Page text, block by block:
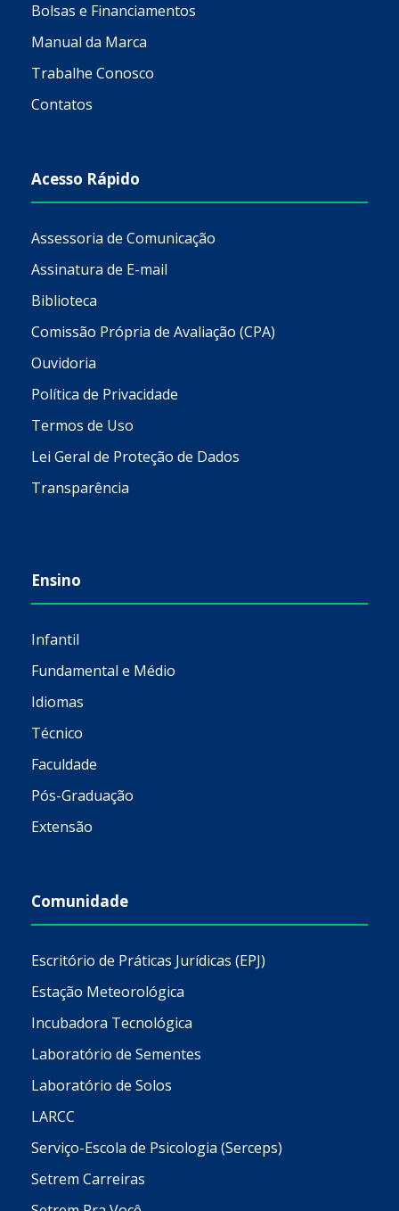
Bolsas e Financiamentos
Manual da Marca
Trabalhe Conosco
Contatos
Acesso Rápido
Assessoria de Comunicação
Assinatura de E-mail
Biblioteca
Comissão Própria de Avaliação (CPA)
Ouvidoria
Política de Privacidade
Termos de Uso
Lei Geral de Proteção de Dados
Transparência
Ensino
Infantil
Fundamental e Médio
Idiomas
Técnico
Faculdade
Pós-Graduação
Extensão
Comunidade
Escritório de Práticas Jurídicas (EPJ)
Estação Meteorológica
Incubadora Tecnológica
Laboratório de Sementes
Laboratório de Solos
LARCC
Serviço-Escola de Psicologia (Serceps)
Setrem Carreiras